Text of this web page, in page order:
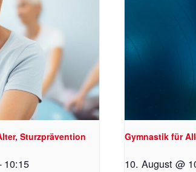
Sturzprävention
10:15
Gymnastik für
10. August @